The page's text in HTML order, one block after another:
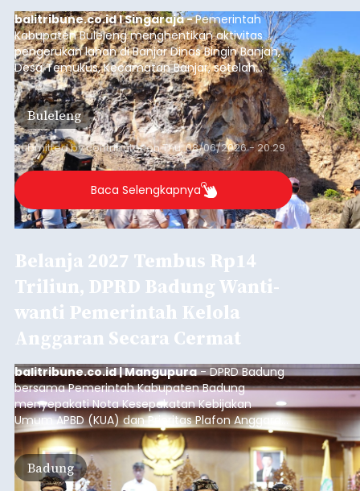
balitribune.co.id I Singaraja -Pemerintah
Kabupaten Buleleng menghentikan aktivitas
pengerukan lahan di Banjar Dinas Bingin Banjah,
Desa Temukus, Kecamatan Banjar, setelah
ditemukan indikasi kegiatan pengambilan
material yang tidak sesuai dengan peruntukan
kawasan.
Buleleng
Submitted bycontributoronThu, 08/06/2026 - 20:29
Baca Selengkapnya
Belanja 2027 Tembus Rp14
Triliun, DPRD Badung Wanti-
wanti Pemerintah Kelola
Anggaran Secara Cermat
balitribune.co.id | Mangupura- DPRD Badung
bersama Pemerintah Kabupaten Badung
menyepakati Nota Kesepakatan Kebijakan
Umum APBD (KUA) dan Prioritas Plafon Anggaran
Sementara (PPAS) Tahun Anggaran 2027 dalam
rapat paripurna yang digelar di Gedung DPRD
Badung, Kamis (6/8/2026).
Badung